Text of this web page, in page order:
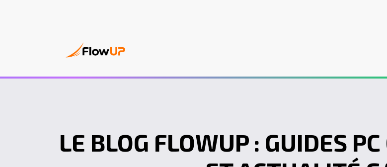
LE BLOG FLOWUP : GUIDES